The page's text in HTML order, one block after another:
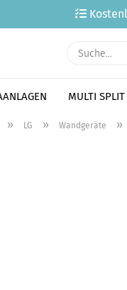
MULTI
» LG » Wandgeräte »